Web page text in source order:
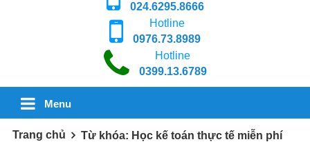
024.6295.8666
Hotline
0976.73.8989
Hotline
0399.13.6789
Menu
Trang chủ Từ khóa: Học kế toán thực tế miễn phí